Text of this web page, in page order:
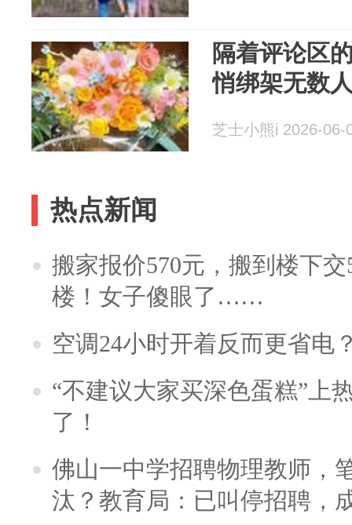
隔着评论区
悄绑架无数
芝士小熊i 2026-06-
热点新闻
搬家报价570元，搬到楼下
楼！女子傻眼了……
空调24小时开着反而更省电
“不建议大家买深色蛋糕”上
了！
佛山一中学招聘物理教师，
汰？教育局：已叫停招聘，